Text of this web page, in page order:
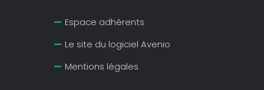
Espace adhérents
Le site du logiciel Avenio
Mentions légales